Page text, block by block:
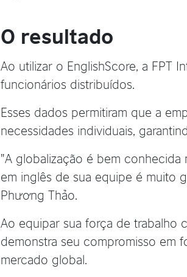
O resultado
Ao utilizar o EnglishScore, a FPT
funcionários distribuídos.
Esses dados permitiram que a
necessidades individuais,
"A globalização é bem conhecida
em inglês de sua equipe é muito
Phương Thảo.
Ao equipar sua força de trabalho
demonstra seu compromisso em
mercado global.